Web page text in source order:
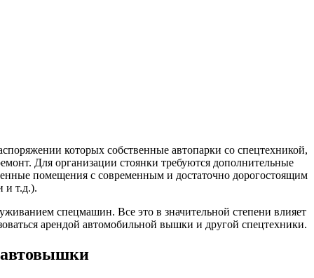
которых собственные автопарки со спецтехникой,
Для организации стоянки требуются дополнительные
помещения с современным и достаточно дорогостоящим
и т.д.).
спецмашин. Все это в значительной степени влияет
арендой автомобильной вышки и другой спецтехники.